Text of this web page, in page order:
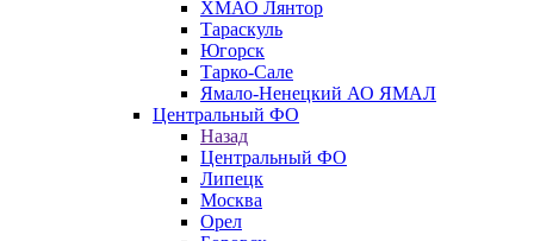
ХМАО Лянтор
Тараскуль
Югорск
Тарко-Сале
Ямало-Ненецкий АО ЯМАЛ
Центральный ФО
Назад
Центральный ФО
Липецк
Москва
Орел